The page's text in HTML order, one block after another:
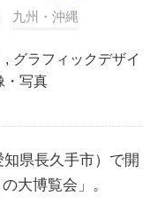
九州・沖縄
, グラフィックデザイ
・写真
県長久手市）で開
大博覧会」。